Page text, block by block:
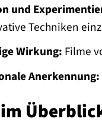
und
Techniken
Wirkung: Filme
Anerkennung: